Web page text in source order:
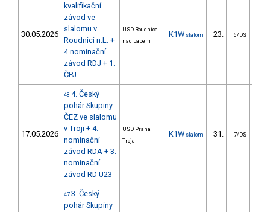
30.05.2026
kvalifikační
závod ve
slalomu v
Roudnici n.L. +
4.nominační
závod RDJ + 1.
ČPJ
USD Roudnice
nad Labem
K1W slalom 23. 6/DS
17.05.2026
48 4. Český
pohár Skupiny
ČEZ ve slalomu
v Troji + 4.
nominační
závod RDA + 3.
nominační
závod RD U23
USD Praha
Troja
K1W slalom 31. 7/DS
47 3. Český
pohár Skupiny